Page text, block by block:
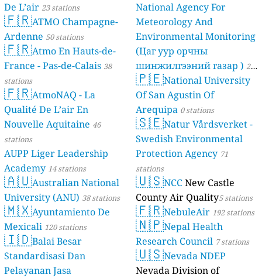
De L’air 23 stations
🇫🇷ATMO Champagne-
Ardenne 50 stations
🇫🇷Atmo En Hauts-de-
France - Pas-de-Calais 38
stations
🇫🇷AtmoNAQ - La
Qualité De L’air En
Nouvelle Aquitaine 46
stations
AUPP Liger Leadership
Academy 14 stations
🇦🇺Australian National
University (ANU) 38 stations
🇲🇽Ayuntamiento De
Mexicali 120 stations
🇮🇩Balai Besar
Standardisasi Dan
Pelayanan Jasa
National Agency For
Meteorology And
Environmental Monitoring
(Цаг уур орчны
шинжилгээний газар ) 21
stations
🇵🇪National University
Of San Agustin Of
Arequipa 0 stations
🇸🇪Natur Vårdsverket -
Swedish Environmental
Protection Agency 71
stations
🇺🇸NCCNew Castle
County Air Quality5 stations
🇫🇷NebuleAir 192 stations
🇳🇵Nepal Health
Research Council 7 stations
🇺🇸Nevada NDEP
Nevada Division of